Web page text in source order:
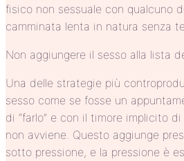
fisico non sessuale con qualcuno
camminata lenta in natura senza
Non aggiungere il sesso alla lista
Una delle strategie più
sesso come se fosse un
di “farlo” e con il timore implicito
non avviene. Questo aggiunge
sotto pressione, e la pressione è